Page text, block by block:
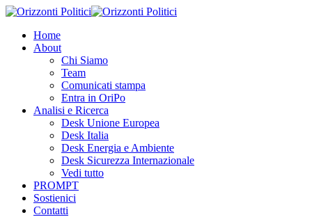
Skip
contentHome
About
Chi Siamo
Team
Comunicati stampa
Entra in OriPo
Analisi e Ricerca
Desk Unione Europea
Desk Italia
Desk Energia e Ambiente
Desk Sicurezza Internazionale
Vedi tutto
PROMPT
Sostienici
Contatti